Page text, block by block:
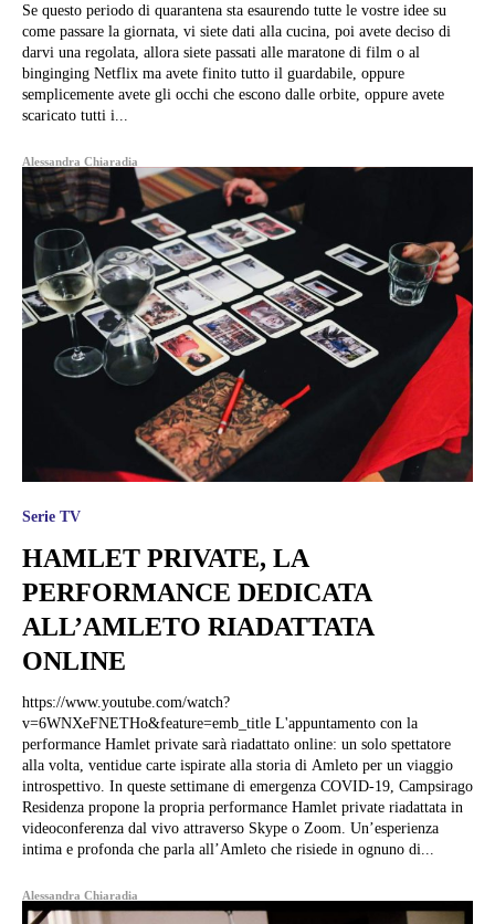
Se questo periodo di quarantena sta esaurendo tutte le vostre idee su
come passare la giornata, vi siete dati alla cucina, poi avete deciso di
darvi una regolata, allora siete passati alle maratone di film o al
binginging Netflix ma avete finito tutto il guardabile, oppure
semplicemente avete gli occhi che escono dalle orbite, oppure avete
scaricato tutti i...
Alessandra Chiaradia
Serie TV
HAMLET PRIVATE, LA
PERFORMANCE DEDICATA
ALL’AMLETO RIADATTATA
ONLINE
https://www.youtube.com/watch?
v=6WNXeFNETHo&feature=emb_title L'appuntamento con la
performance Hamlet private sarà riadattato online: un solo spettatore
alla volta, ventidue carte ispirate alla storia di Amleto per un viaggio
introspettivo. In queste settimane di emergenza COVID-19, Campsirago
Residenza propone la propria performance Hamlet private riadattata in
videoconferenza dal vivo attraverso Skype o Zoom. Un’esperienza
intima e profonda che parla all’Amleto che risiede in ognuno di...
Alessandra Chiaradia